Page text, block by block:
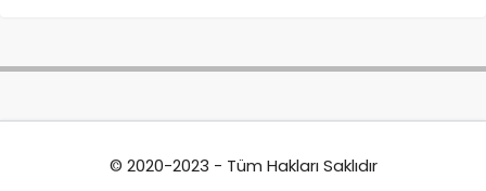
© 2020-2023 - Tüm Hakları Saklıdır